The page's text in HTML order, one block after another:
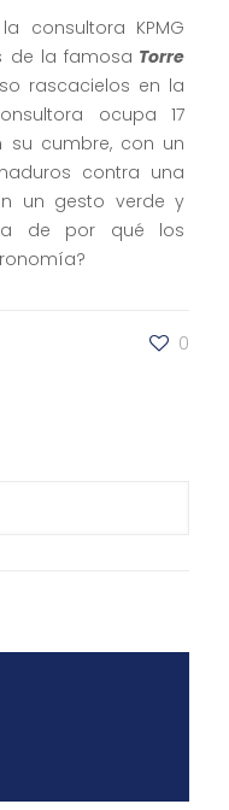
consultora KPMG
de la famosa Torre
rascacielos en la
ocupa 17
su cumbre, con un
contra una
un gesto verde y
de por qué los
0